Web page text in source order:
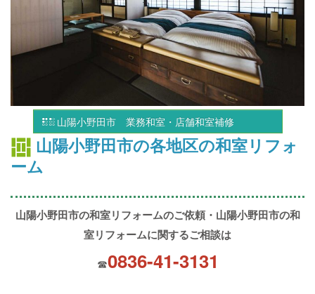
山陽小野田市 業務和室・店舗和室補修
山陽小野田市の各地区の和室リフォ
ーム
山陽小野田市の和室リフォームのご依頼・山陽小野田市の和
室リフォームに関するご相談は
☎0836-41-3131